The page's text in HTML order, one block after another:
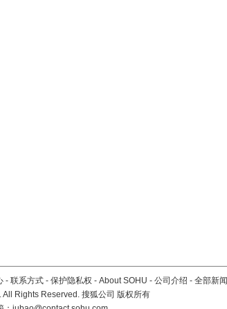
- 联系方式 - 保护隐私权 - About SOHU - 公司介绍 - 全部新闻
Rights Reserved. 搜狐公司 版权所有